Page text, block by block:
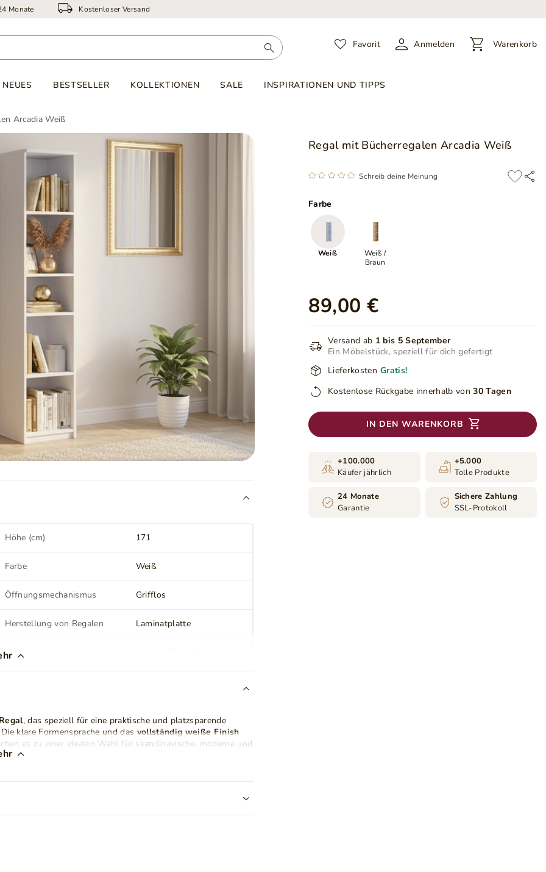
Monate Kostenloser Versand
Favorit Anmelden Warenkorb
NEUES BESTSELLER KOLLEKTIONEN SALE INSPIRATIONEN UND TIPPS
Arcadia Weiß
Regal mit Bücherregalen Arcadia Weiß
Schreib deine Meinung
Farbe
Weiß
Weiß /
Braun
89,00 €
Versand ab 1 bis 5 September
Ein Möbelstück, speziell für dich gefertigt
Lieferkosten Gratis!
Kostenlose Rückgabe innerhalb von 30 Tagen
IN DEN WARENKORB
+100.000
Käufer jährlich
+5.000
Tolle Produkte
24 Monate
Garantie
Sichere Zahlung
SSL-Protokoll
Höhe (cm) 171
Farbe Weiß
Öffnungsmechanismus Grifflos
Herstellung von Regalen Laminatplatte
Korpusverarbeitung Laminat Spanplatte
Gewicht 21 kg
, das speziell für eine praktische und platzsparende
klare Formensprache und das vollständig weiße Finish
es zu einer idealen Wahl für skandinavische, moderne und